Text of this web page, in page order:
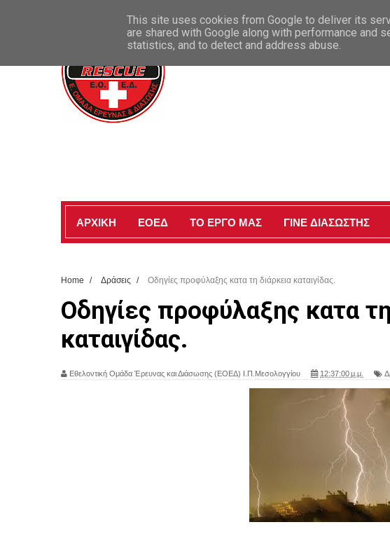
ΚΑΛΩΣ ΗΡΘΑΤΕ ΣΤΗΝ ΕΠΙΣΗΜΗ ΣΕΛΙΔΑ ΜΑΣ
ΑΡΧΙΚΗ ΕΟΕΔ ΤΟ ΕΡΓΟ ΜΑΣ ΓΙΝΕ ΔΙΑΣΩΣΤΗΣ
Home / Δράσεις / Οδηγίες προφύλαξης κατα τη διάρκεια καταιγίδας.
Οδηγίες προφύλαξης κατα
καταιγίδας.
Εθελοντική Ομάδα Έρευνας και Διάσωσης (ΕΟΕΔ) Ι.Π.Μεσολογγίου 12:37:00 μ.μ.
This site uses cookies from Google to deliver its
are shared with Google along with performance and
statistics, and to detect and address abuse.